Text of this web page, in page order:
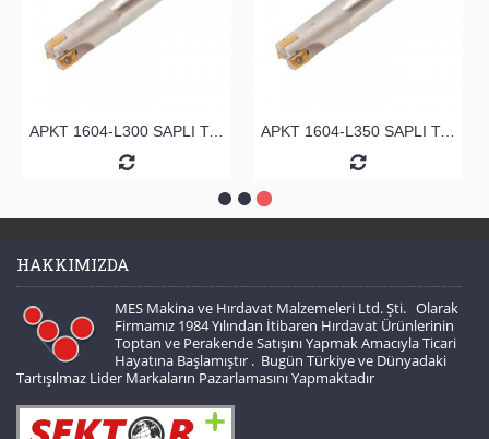
APKT 1604-L300 SAPLI TARAMA APKT 1604-L350 SAPLI TARAMA
HAKKIMIZDA
MES Makina ve Hırdavat Malzemeleri Ltd. Şti. Olarak
Firmamız 1984 Yılından İtibaren Hırdavat Ürünlerinin
Toptan ve Perakende Satışını Yapmak Amacıyla Ticari
Hayatına Başlamıştır . Bugün Türkiye ve Dünyadaki
Tartışılmaz Lider Markaların Pazarlamasını Yapmaktadır